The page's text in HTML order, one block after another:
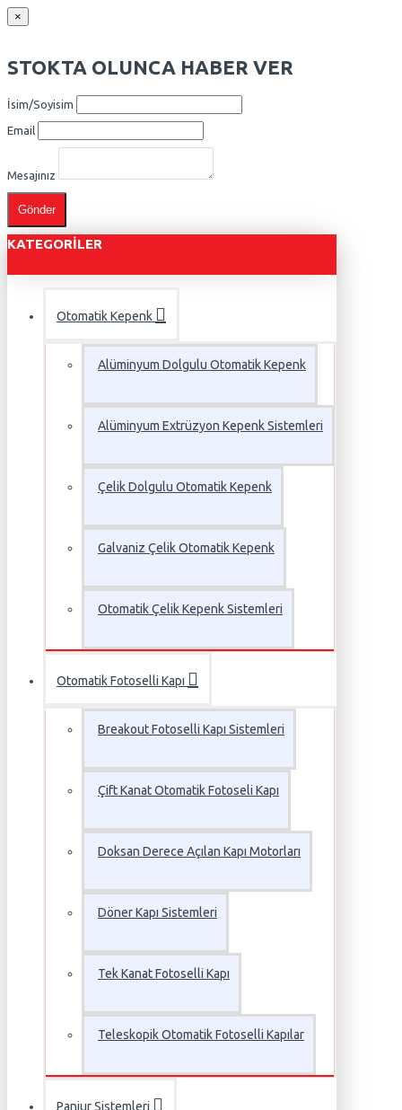
×
STOKTA OLUNCA HABER VER
İsim/Soyisim
Email
Mesajınız
Gönder
KATEGORILER
Otomatik Kepenk
Alüminyum Dolgulu Otomatik Kepenk
Alüminyum Extrüzyon Kepenk Sistemleri
Çelik Dolgulu Otomatik Kepenk
Galvaniz Çelik Otomatik Kepenk
Otomatik Çelik Kepenk Sistemleri
Otomatik Fotoselli Kapı
Breakout Fotoselli Kapı Sistemleri
Çift Kanat Otomatik Fotoseli Kapı
Doksan Derece Açılan Kapı Motorları
Döner Kapı Sistemleri
Tek Kanat Fotoselli Kapı
Teleskopik Otomatik Fotoselli Kapılar
Panjur Sistemleri